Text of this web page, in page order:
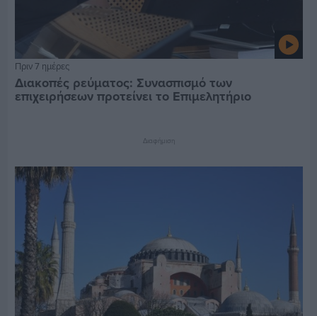
Πριν 7 ημέρες
Διακοπές ρεύματος: Συνασπισμό των
επιχειρήσεων προτείνει το Επιμελητήριο
Διαφήμιση